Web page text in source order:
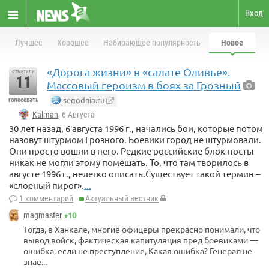
Вход
Лучшее Хорошее Набирающее популярность Новое
отметили
11
голосовать
«Дорога жизни» в «салате Оливье».
Массовый героизм в боях за Грозный
segodnia.ru
Kalman, 6 Августа
30 лет назад, 6 августа 1996 г., начались бои, которые потом
назовут штурмом Грозного. Боевики город не штурмовали.
Они просто вошли в него. Редкие российские блок-посты
никак не могли этому помешать. То, что там творилось в
августе 1996 г., нелегко описать.Существует такой термин –
«слоеный пирог»....
1 комментарий
Актуальный вестник
magmaster+10
Тогда, в Ханкале, многие офицеры прекрасно понимали, что
вывод войск, фактическая капитуляция пред боевиками —
ошибка, если не преступление, Какая ошибка? Генерал не
знае...